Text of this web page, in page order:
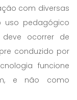
com diversas
uso pedagógico
ocorrer de
conduzido por
funcione
e não como